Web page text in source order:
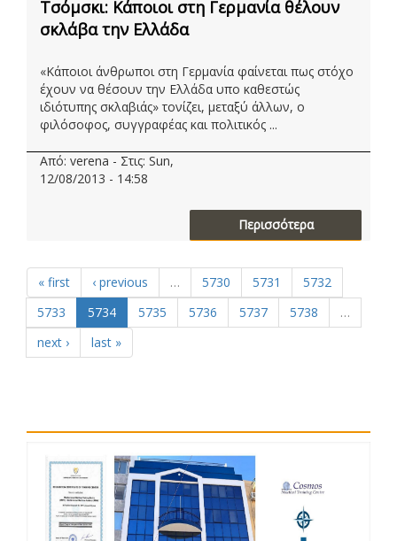
Τσόμσκι: Κάποιοι στη Γερμανία θέλουν
σκλάβα την Ελλάδα
«Κάποιοι άνθρωποι στη Γερμανία φαίνεται πως στόχο
έχουν να θέσουν την Ελλάδα υπο καθεστώς
ιδιότυπης σκλαβιάς» τονίζει, μεταξύ άλλων, ο
φιλόσοφος, συγγραφέας και πολιτικός ...
Από: verena - Στις: Sun,
12/08/2013 - 14:58
Περισσότερα
« first ‹ previous … 5730 5731
5732
5733
5734 5735 5736 5737 5738
…
next ›
last »